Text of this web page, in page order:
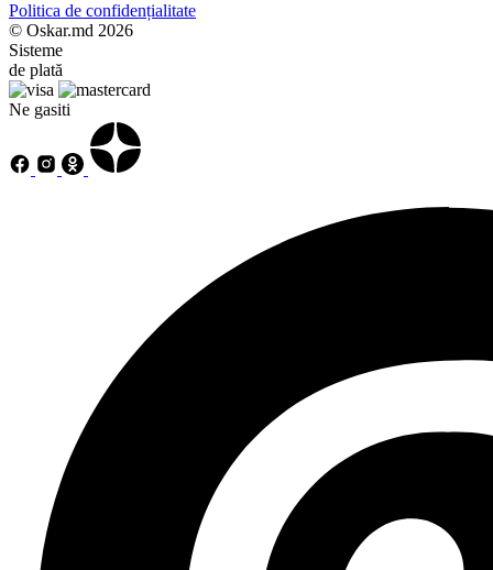
Politica de confidențialitate
© Oskar.md 2026
Sisteme
de plată
Ne gasiti